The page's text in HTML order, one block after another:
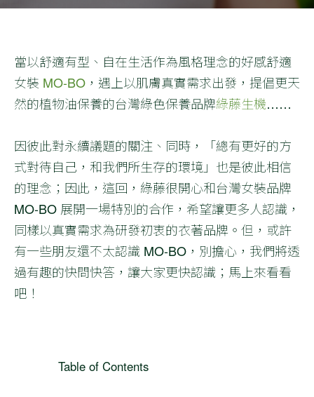
當以舒適有型、自在生活作為風格理念的好感舒適
女裝 MO-BO ，遇上以肌膚真實需求出發，提倡更天
然的植物油保養的台灣綠色保養品牌綠藤生機……
因彼此對永續議題的關注、同時，「總有更好的方
式對待自己，和我們所生存的環境」也是彼此相信
的理念；因此，這回，綠藤很開心和台灣女裝品牌
MO-BO 展開一場特別的合作，希望讓更多人認識，
同樣以真實需求為研發初衷的衣著品牌。但，或許
有一些朋友還不太認識 MO-BO，別擔心，我們將透
過有趣的快問快答，讓大家更快認識；馬上來看看
吧！
Table of Contents